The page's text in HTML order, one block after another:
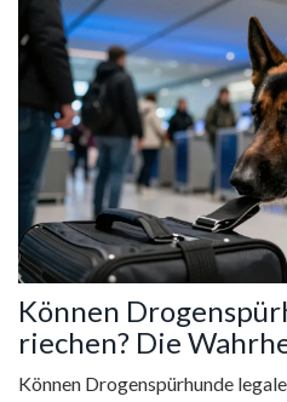
Können
riechen? Die
Geruch und
Können Drogenspürhunde